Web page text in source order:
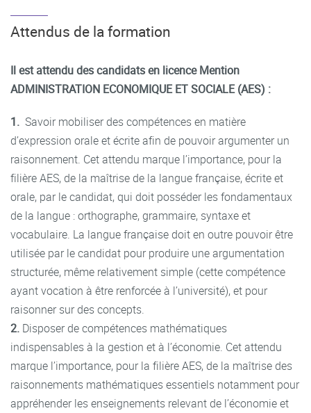
Attendus de la formation
Il est attendu des candidats en licence Mention
ADMINISTRATION ECONOMIQUE ET SOCIALE (AES) :
1. Savoir mobiliser des compétences en matière
d’expression orale et écrite afin de pouvoir argumenter un
raisonnement. Cet attendu marque l’importance, pour la
filière AES, de la maîtrise de la langue française, écrite et
orale, par le candidat, qui doit posséder les fondamentaux
de la langue : orthographe, grammaire, syntaxe et
vocabulaire. La langue française doit en outre pouvoir être
utilisée par le candidat pour produire une argumentation
structurée, même relativement simple (cette compétence
ayant vocation à être renforcée à l’université), et pour
raisonner sur des concepts.
2. Disposer de compétences mathématiques
indispensables à la gestion et à l’économie. Cet attendu
marque l’importance, pour la filière AES, de la maîtrise des
raisonnements mathématiques essentiels notamment pour
appréhender les enseignements relevant de l’économie et